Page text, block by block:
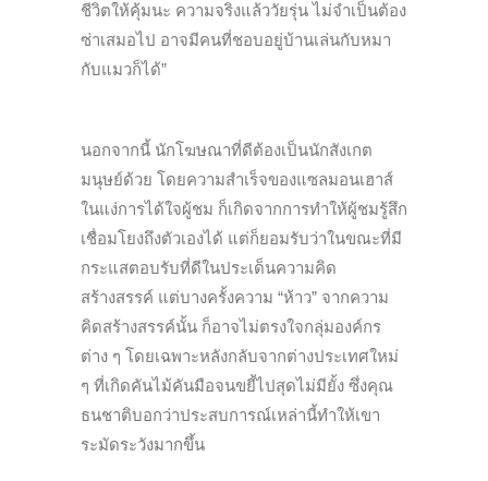
ชีวิตให้คุ้มนะ ความจริงแล้ววัยรุ่น ไม่จำเป็นต้อง
ซ่าเสมอไป อาจมีคนที่ชอบอยู่บ้านเล่นกับหมา
กับแมวก็ได้”
นอกจากนี้ นักโฆษณาที่ดีต้องเป็นนักสังเกต
มนุษย์ด้วย โดยความสำเร็จของแซลมอนเฮาส์
ในแง่การได้ใจผู้ชม ก็เกิดจากการทำให้ผู้ชมรู้สึก
เชื่อมโยงถึงตัวเองได้ แต่ก็ยอมรับว่าในขณะที่มี
กระแสตอบรับที่ดีในประเด็นความคิด
สร้างสรรค์ แต่บางครั้งความ “ห้าว” จากความ
คิดสร้างสรรค์นั้น ก็อาจไม่ตรงใจกลุ่มองค์กร
ต่าง ๆ โดยเฉพาะหลังกลับจากต่างประเทศใหม่
ๆ ที่เกิดคันไม้คันมือจนขยี้ไปสุดไม่มียั้ง ซึ่งคุณ
ธนชาติบอกว่าประสบการณ์เหล่านี้ทำให้เขา
ระมัดระวังมากขึ้น